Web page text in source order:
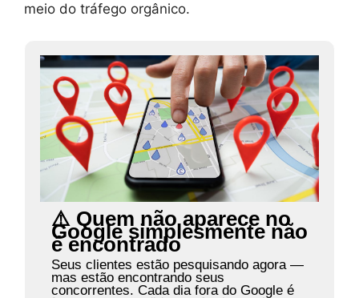
meio do tráfego orgânico.
⚠️ Quem não aparece no
Google simplesmente não
é encontrado
Seus clientes estão pesquisando agora —
mas estão encontrando seus
concorrentes. Cada dia fora do Google é